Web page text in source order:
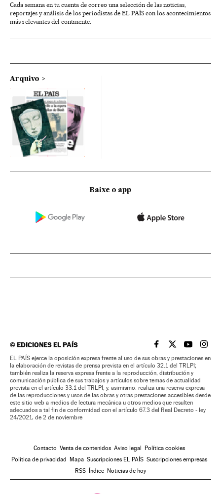
Cada semana en tu cuenta de correo una selección de las noticias,
reportajes y análisis de los periodistas de EL PAÍS con los acontecimientos
más relevantes del continente.
Arquivo
Baixe o app
©EDICIONES EL PAÍS EL PAÍS BRASIL EN
EL PAÍSEL PAÍS
EL
EL PAÍS ejerce la oposición expresa frente al uso de sus obras y prestaciones en
la elaboración de revistas de prensa prevista en el artículo 32.1 del TRLPI;
también realiza la reserva expresa frente a la reproducción, distribución y
comunicación pública de sus trabajos y artículos sobre temas de actualidad
prevista en el artículo 33.1 del TRLPI; y, asimismo, realiza una reserva expresa
de las reproducciones y usos de las obras y otras prestaciones accesibles desde
este sitio web a medios de lectura mecánica u otros medios que resulten
adecuados a tal fin de conformidad con el artículo 67.3 del Real Decreto - ley
24/2021, de 2 de noviembre
Contacto Venta de contenidos Aviso legal
Política cookies
Política de privacidad
Mapa Suscripciones EL PAÍS Suscripciones empresas
RSS
Índice Noticias de hoy